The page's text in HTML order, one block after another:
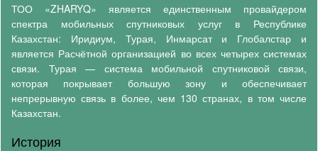
ТОО «ZHARYQ» является единственным провайдером
спектра мобильных спутниковых услуг в Республике
Казахстан: Иридиум, Турая, Инмарсат и Глобалстар и
является Расчётной организацией во всех четырех системах
связи. Турая — система мобильной спутниковой связи,
которая покрывает большую зону и обеспечивает
непрерывную связь в более, чем 130 странах, в том числе
Казахстан.
История